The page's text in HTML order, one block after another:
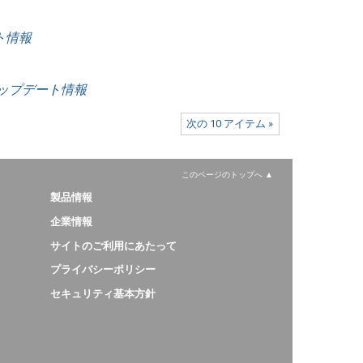
情報
プデート情報
次の 10 アイテム »
このページのトップへ
製品情報
企業情報
サイトのご利用にあたって
プライバシーポリシー
セキュリティ基本方針